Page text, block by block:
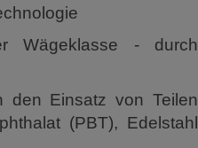
Wägeklasse - durch
den Einsatz von Teilen
(PBT), Edelstahl